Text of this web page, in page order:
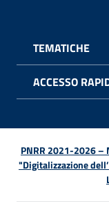
TEMATICHE
ACCESSO
PNRR 2021-2026 –
"Digitalizzazione